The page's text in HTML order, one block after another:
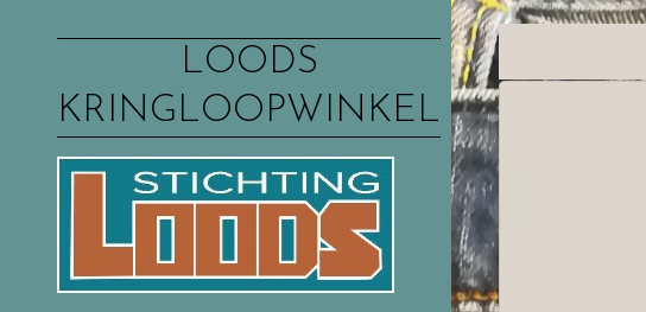
LOODS
KRINGLOOPWINKEL